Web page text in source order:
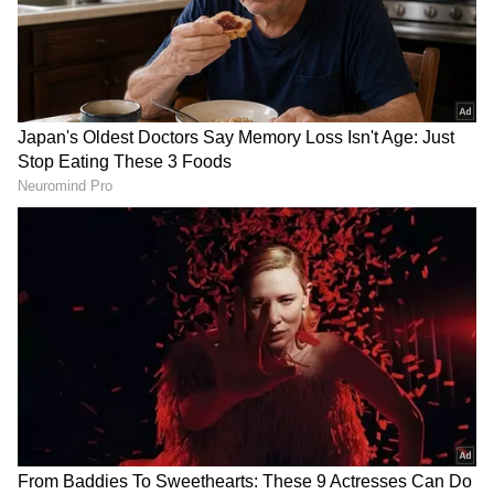
DOWNLOAD APP
RECOMMENDED STORIES